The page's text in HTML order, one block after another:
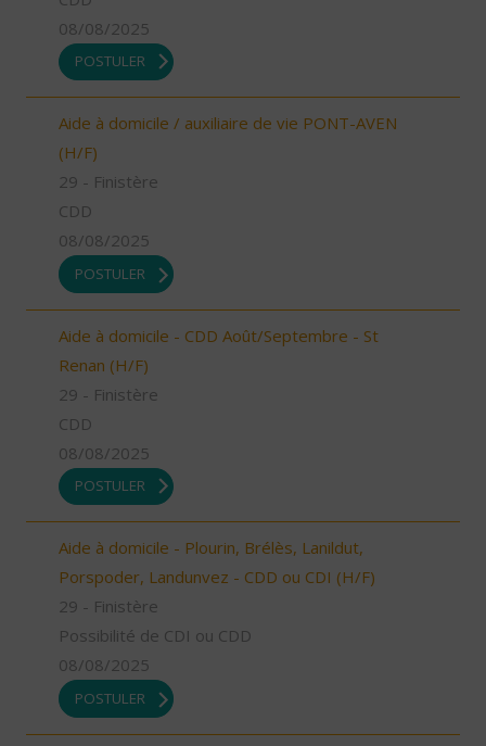
08/08/2025
POSTULER
Aide à domicile / auxiliaire de vie PONT-AVEN
(H/F)
29 - Finistère
CDD
08/08/2025
POSTULER
Aide à domicile - CDD Août/Septembre - St
Renan (H/F)
29 - Finistère
CDD
08/08/2025
POSTULER
Aide à domicile - Plourin, Brélès, Lanildut,
Porspoder, Landunvez - CDD ou CDI (H/F)
29 - Finistère
Possibilité de CDI ou CDD
08/08/2025
POSTULER